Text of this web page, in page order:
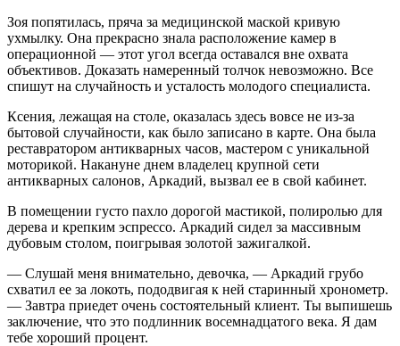
Зоя попятилась, пряча за медицинской маской кривую
ухмылку. Она прекрасно знала расположение камер в
операционной — этот угол всегда оставался вне охвата
объективов. Доказать намеренный толчок невозможно. Все
спишут на случайность и усталость молодого специалиста.
Ксения, лежащая на столе, оказалась здесь вовсе не из-за
бытовой случайности, как было записано в карте. Она была
реставратором антикварных часов, мастером с уникальной
моторикой. Накануне днем владелец крупной сети
антикварных салонов, Аркадий, вызвал ее в свой кабинет.
В помещении густо пахло дорогой мастикой, полиролью для
дерева и крепким эспрессо. Аркадий сидел за массивным
дубовым столом, поигрывая золотой зажигалкой.
— Слушай меня внимательно, девочка, — Аркадий грубо
схватил ее за локоть, пододвигая к ней старинный хронометр.
— Завтра приедет очень состоятельный клиент. Ты выпишешь
заключение, что это подлинник восемнадцатого века. Я дам
тебе хороший процент.